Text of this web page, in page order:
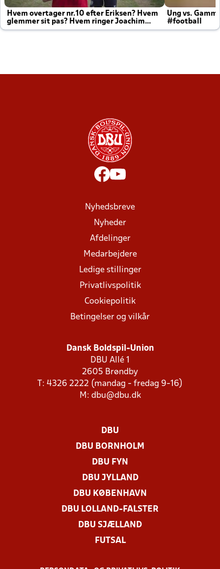
Hvem overtager nr.10 efter Eriksen? Hvem
glemmer sit pas? Hvem ringer Joachim
altid til efter kampe?
Ung vs.
#football
Nyhedsbreve
Nyheder
Afdelinger
Medarbejdere
Ledige stillinger
Privatlivspolitik
Cookiepolitik
Betingelser og vilkår
Dansk Boldspil-Union
DBU Allé 1
2605 Brøndby
T: 4326 2222 (mandag - fredag 9-16)
M: dbu@dbu.dk
DBU
DBU BORNHOLM
DBU FYN
DBU JYLLAND
DBU KØBENHAVN
DBU LOLLAND-FALSTER
DBU SJÆLLAND
FUTSAL